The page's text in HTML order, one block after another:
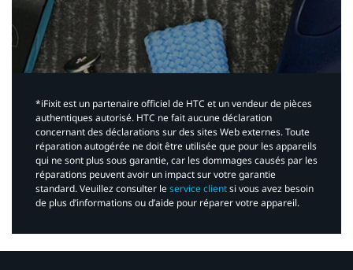
*iFixit est un partenaire officiel de HTC et un vendeur de pièces
authentiques autorisé. HTC ne fait aucune déclaration
concernant des déclarations sur des sites Web externes. Toute
réparation autogérée ne doit être utilisée que pour les appareils
qui ne sont plus sous garantie, car les dommages causés par les
réparations peuvent avoir un impact sur votre garantie
standard. Veuillez consulter leservice clientsi vous avez besoin
de plus d’informations ou d’aide pour réparer votre appareil.​